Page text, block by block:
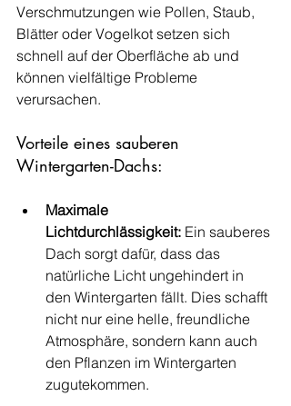
Verschmutzungen wie Pollen, Staub,
Blätter oder Vogelkot setzen sich
schnell auf der Oberfläche ab und
können vielfältige Probleme
verursachen.
Vorteile eines sauberen
Wintergarten-Dachs:
Maximale
Lichtdurchlässigkeit: Ein sauberes
Dach sorgt dafür, dass das
natürliche Licht ungehindert in
den Wintergarten fällt. Dies schafft
nicht nur eine helle, freundliche
Atmosphäre, sondern kann auch
den Pflanzen im Wintergarten
zugutekommen.